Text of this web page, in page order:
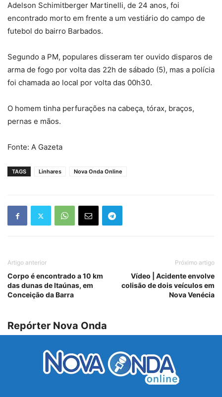
Adelson Schimitberger Martinelli, de 24 anos, foi
encontrado morto em frente a um vestiário do campo de
futebol do bairro Barbados.
Segundo a PM, populares disseram ter ouvido disparos de
arma de fogo por volta das 22h de sábado (5), mas a polícia
foi chamada ao local por volta das 00h30.
O homem tinha perfurações na cabeça, tórax, braços,
pernas e mãos.
Fonte: A Gazeta
TAGS Linhares Nova Onda Online
Artigo anterior
Corpo é encontrado a 10 km
das dunas de Itaúnas, em
Conceição da Barra
Próximo artigo
Vídeo | Acidente envolve
colisão de dois veículos em
Nova Venécia
Repórter Nova Onda